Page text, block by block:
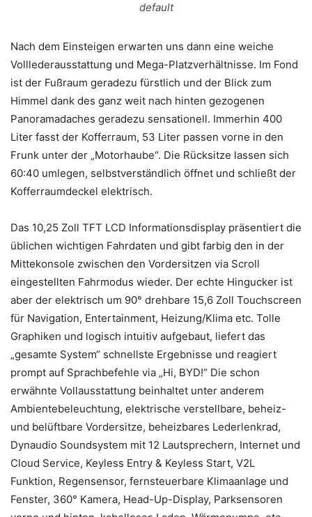
default
Nach dem Einsteigen erwarten uns dann eine weiche
Volllederausstattung und Mega-Platzverhältnisse. Im Fond
ist der Fußraum geradezu fürstlich und der Blick zum
Himmel dank des ganz weit nach hinten gezogenen
Panoramadaches geradezu sensationell. Immerhin 400
Liter fasst der Kofferraum, 53 Liter passen vorne in den
Frunk unter der „Motorhaube“. Die Rücksitze lassen sich
60:40 umlegen, selbstverständlich öffnet und schließt der
Kofferraumdeckel elektrisch.
Das 10,25 Zoll TFT LCD Informationsdisplay präsentiert die
üblichen wichtigen Fahrdaten und gibt farbig den in der
Mittekonsole zwischen den Vordersitzen via Scroll
eingestellten Fahrmodus wieder. Der echte Hingucker ist
aber der elektrisch um 90° drehbare 15,6 Zoll Touchscreen
für Navigation, Entertainment, Heizung/Klima etc. Tolle
Graphiken und logisch intuitiv aufgebaut, liefert das
„gesamte System“ schnellste Ergebnisse und reagiert
prompt auf Sprachbefehle via „Hi, BYD!“ Die schon
erwähnte Vollausstattung beinhaltet unter anderem
Ambientebeleuchtung, elektrische verstellbare, beheiz-
und belüftbare Vordersitze, beheizbares Lederlenkrad,
Dynaudio Soundsystem mit 12 Lautsprechern, Internet und
Cloud Service, Keyless Entry & Keyless Start, V2L
Funktion, Regensensor, fernsteuerbare Klimaanlage und
Fenster, 360° Kamera, Head-Up-Display, Parksensoren